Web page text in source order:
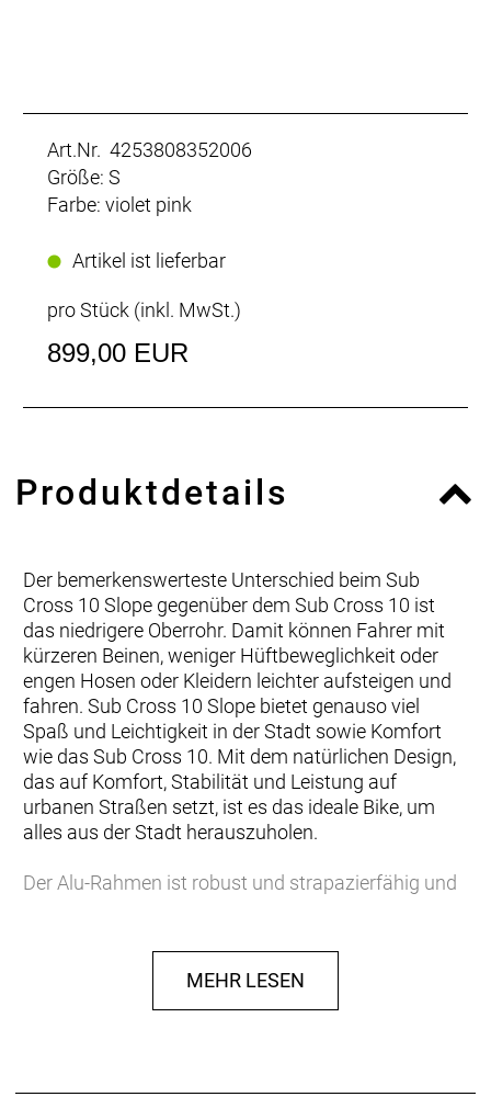
Art.Nr. 4253808352006
Größe: S
Farbe: violet pink
Artikel ist lieferbar
pro Stück (inkl. MwSt.)
899,00 EUR
Produktdetails
Der bemerkenswerteste Unterschied beim Sub
Cross 10 Slope gegenüber dem Sub Cross 10 ist
das niedrigere Oberrohr. Damit können Fahrer mit
kürzeren Beinen, weniger Hüftbeweglichkeit oder
engen Hosen oder Kleidern leichter aufsteigen und
fahren. Sub Cross 10 Slope bietet genauso viel
Spaß und Leichtigkeit in der Stadt sowie Komfort
wie das Sub Cross 10. Mit dem natürlichen Design,
das auf Komfort, Stabilität und Leistung auf
urbanen Straßen setzt, ist es das ideale Bike, um
alles aus der Stadt herauszuholen.
Der Alu-Rahmen ist robust und strapazierfähig und
ohne vom Einsatz ermüdet zu sein. Der Rahmen
bietet dazu Platz für eine Standard-Wasserflasche.
MEHR LESEN